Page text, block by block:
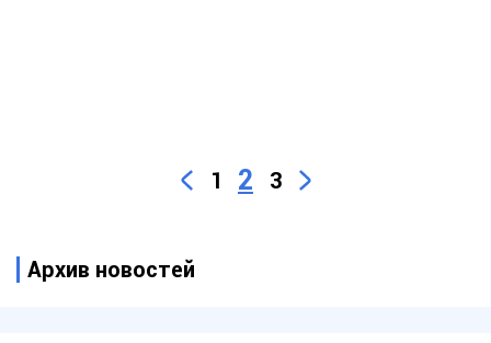
1 2 3
Архив новостей